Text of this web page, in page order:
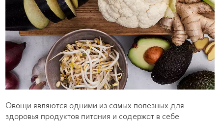
Овощи являются одними из самых полезных для
здоровья продуктов питания и содержат в себе